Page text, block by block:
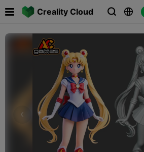
Creality Cloud  